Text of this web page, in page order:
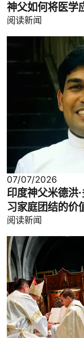
神父如何将医学
阅读新闻
07/07/2026
印度神父米德洪
习家庭团结的价
阅读新闻